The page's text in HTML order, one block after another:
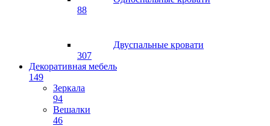
88
Двуспальные кровати
307
Декоративная мебель
149
Зеркала
94
Вешалки
46